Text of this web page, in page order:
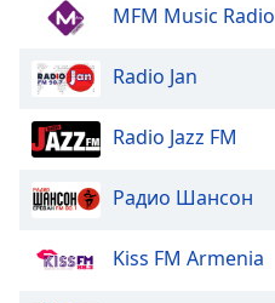
Caption
Area
Background
Color
Opacity
Font
MFM Music Radio
Radio Jan
Radio Jazz FM
Радио Шансон
Kiss FM Armenia